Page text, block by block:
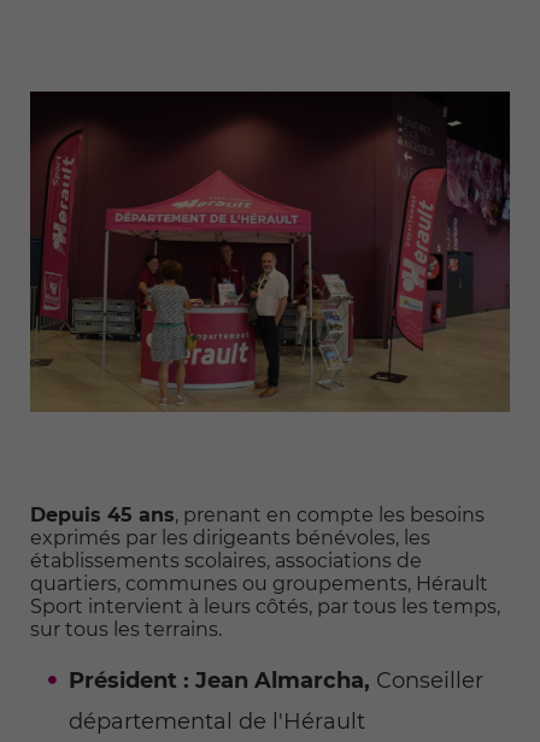
Depuis 45 ans, prenant en compte les besoins
exprimés par les dirigeants bénévoles, les
établissements scolaires, associations de
quartiers, communes ou groupements, Hérault
Sport intervient à leurs côtés, par tous les temps,
sur tous les terrains.
Président : Jean Almarcha, Conseiller
départemental de l'Hérault